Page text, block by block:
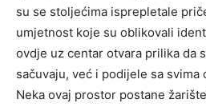
su se stoljećima isprepletale
umjetnost koje su oblikovali
ovdje uz centar otvara prilika da
sačuvaju, već i podijele sa svima
Neka ovaj prostor postane